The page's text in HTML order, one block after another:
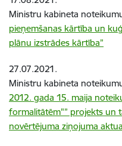
Ministru kabineta
pieņemšanas kārtība un
plānu izstrādes kārtība”
27.07.2021.
Ministru kabineta
2012. gada 15. maija
formalitātēm"” projekts un
novērtējuma ziņojuma